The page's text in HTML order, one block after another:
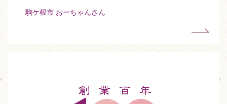
駒ケ根市 おーちゃんさん